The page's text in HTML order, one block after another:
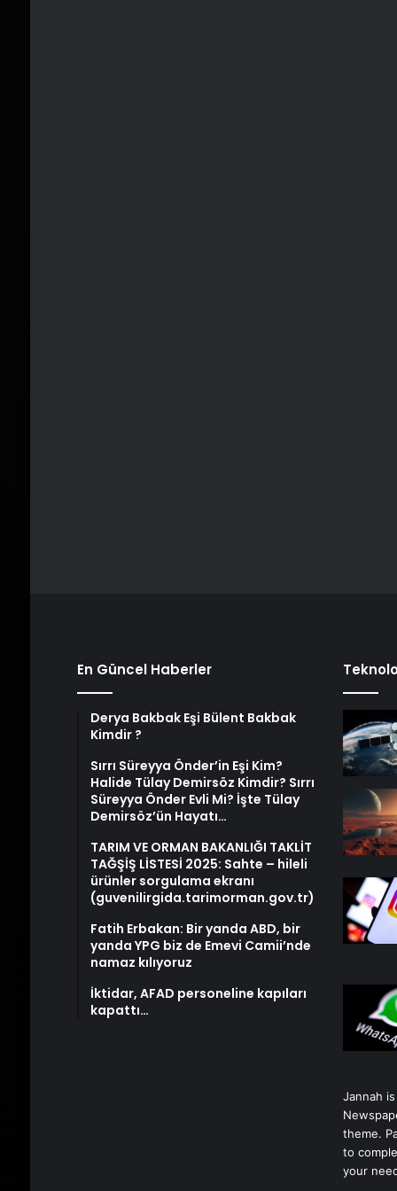
En Güncel Haberler
Derya Bakbak Eşi Bülent Bakbak
Kimdir ?
Sırrı Süreyya Önder’in Eşi Kim?
Halide Tülay Demirsöz Kimdir? Sırrı
Süreyya Önder Evli Mi? İşte Tülay
Demirsöz’ün Hayatı…
TARIM VE ORMAN BAKANLIĞI TAKLİT
TAĞŞİŞ LİSTESİ 2025: Sahte – hileli
ürünler sorgulama ekranı
(guvenilirgida.tarimorman.gov.tr)
Fatih Erbakan: Bir yanda ABD, bir
yanda YPG biz de Emevi Camii’nde
namaz kılıyoruz
İktidar, AFAD personeline kapıları
kapattı…
Jannah
theme.
to
your